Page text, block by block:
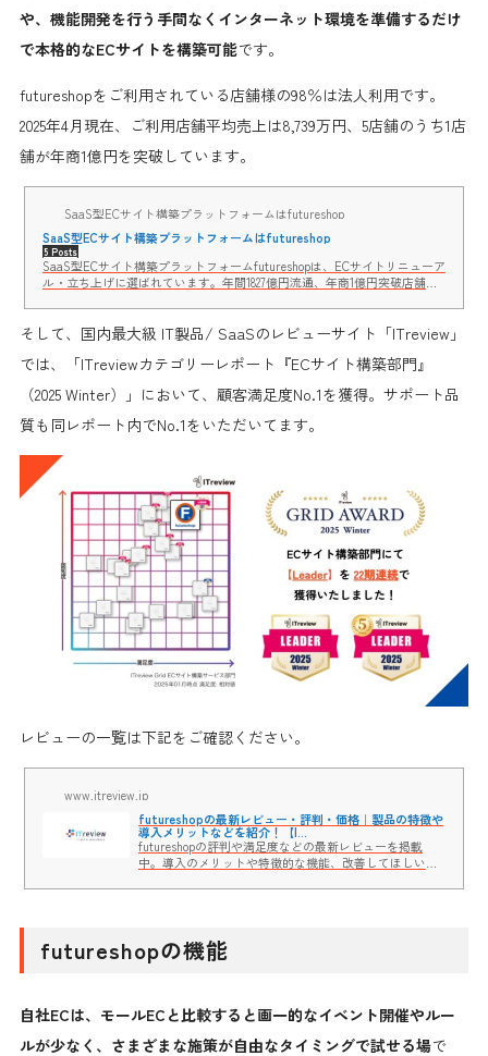
や、機能開発を行う手間なくインターネット環境を準備するだけ
で本格的なECサイトを構築可能です。
futureshopをご利用されている店舗様の98％は法人利用です。
2025年4月現在、ご利用店舗平均売上は8,739万円、5店舗のうち1店
舗が年商1億円を突破しています。
SaaS型ECサイト構築プラットフォームはfutureshop
SaaS型ECサイト構築プラットフォームはfutureshop
5 Posts
SaaS型ECサイト構築プラットフォームfutureshopは、ECサイトリニューア
ル・立ち上げに選ばれています。年間1827億円流通、年商1億円突破店舗、
が向上。定期的にバージョンアップを実施し、常に最新のシステムが利用
できます。
そして、 国内最大級 IT製品/ SaaSのレビューサイト「ITreview」
では、「ITreviewカテゴリーレポート『ECサイト構築部門』
（2025 Winter）」において、顧客満足度No.1を獲得。 サポート品
質も同レポート内でNo.1をいただいてます。
レビューの一覧は下記をご確認ください。
www.itreview.jp
futureshopの最新レビュー・評判・価格｜製品の特徴や
導入メリットなどを紹介！【I...
futureshopの評判や満足度などの最新レビューを掲載
中。導入のメリットや特徴的な機能、改善してほしいポ
ITreviewはユーザーの3万件を超えるレビューと、ベンダ
です。
futureshopの機能
自社ECは、モールECと比較すると画一的なイベント開催やルー
ルが少なく、さまざまな施策が自由なタイミングで試せる場で